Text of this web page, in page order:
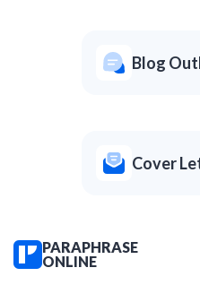
Blog
Cover
PARAPHRASE
ONLINE